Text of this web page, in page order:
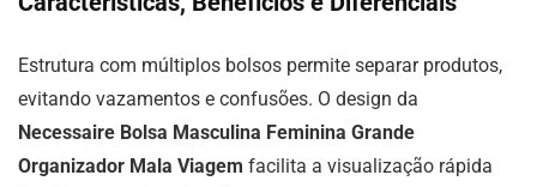
Estrutura com múltiplos bolsos permite separar produtos,
evitando vazamentos e confusões. O design da
Necessaire Bolsa Masculina Feminina Grande
Organizador Mala Viagem facilita a visualização rápida